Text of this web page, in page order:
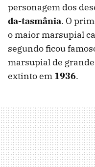
personagem dos
da-tasmânia. O
o maior marsupial
segundo ficou
marsupial de
extinto em 1936.